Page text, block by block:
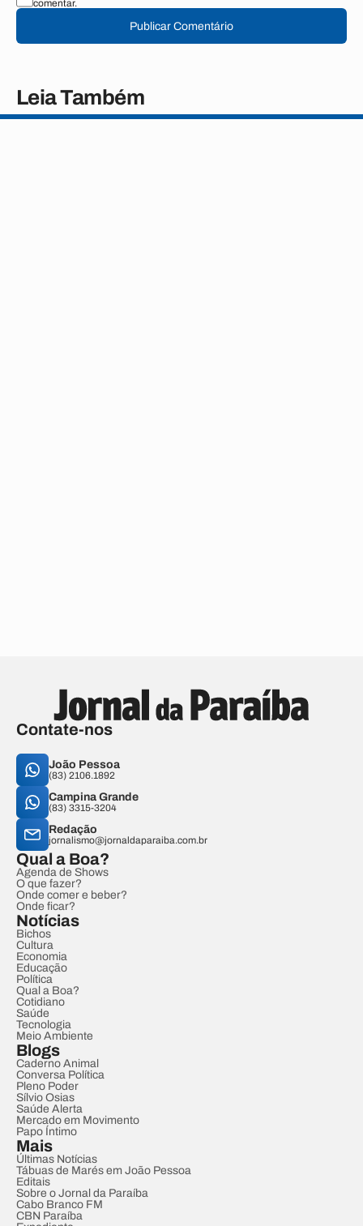
comentar.
Publicar Comentário
Leia Também
Contate-nos
João Pessoa
(83) 2106.1892
Campina Grande
(83) 3315-3204
Redação
jornalismo@jornaldaparaiba.com.br
Qual a Boa?
Agenda de Shows
O que fazer?
Onde comer e beber?
Onde ficar?
Notícias
Bichos
Cultura
Economia
Educação
Política
Qual a Boa?
Cotidiano
Saúde
Tecnologia
Meio Ambiente
Blogs
Caderno Animal
Conversa Política
Pleno Poder
Sílvio Osias
Saúde Alerta
Mercado em Movimento
Papo Íntimo
Mais
Últimas Notícias
Tábuas de Marés em João Pessoa
Editais
Sobre o Jornal da Paraíba
Cabo Branco FM
CBN Paraíba